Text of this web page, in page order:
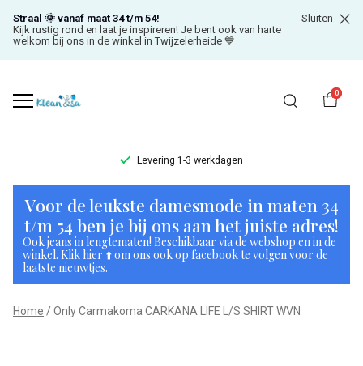
Straal 🌞 vanaf maat 34 t/m 54!
Kijk rustig rond en laat je inspireren! Je bent ook van harte
welkom bij ons in de winkel in Twijzelerheide 💙
Sluiten
0
Levering 1-3 werkdagen
Only
Carmakoma
CARKANA
LIFE
L/S
Voor de leukste damesmode in maten 34
t/m 54 ben je bij ons aan het juiste adres!
Ook jeans in lengtematen! Beschikbaar via de webshop en in de
winkel. Klik hier ⬆️ om ons ook op facebook te volgen voor de
laatste nieuwtjes.
Home Only Carmakoma CARKANA LIFE L/S SHIRT WVN